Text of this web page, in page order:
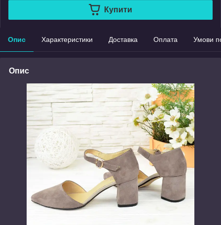
Купити
Опис Характеристики Доставка Оплата Умови
Опис